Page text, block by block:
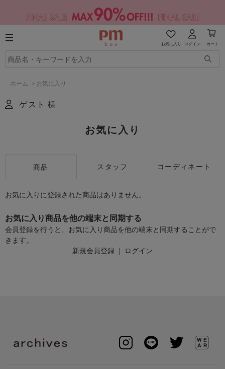
お気に入り ログイン カート
ホーム > お気に入り
ゲスト 様
お気に入り
商品 スタッフ コーディネート
お気に入りに登録された商品はありません。
お気に入り商品を他の端末と同期する
会員登録を行うと、お気に入り商品を他の端末と同期することがで
きます。
新規会員登録 ｜ ログイン